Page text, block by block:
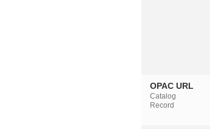
OPAC URL
Catalog
Record